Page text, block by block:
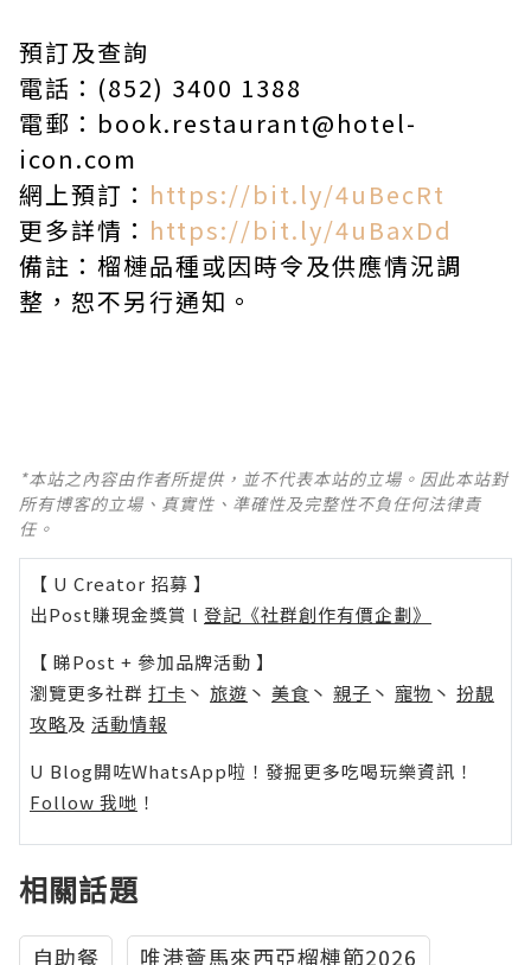
預訂及查詢
電話：(852) 3400 1388
電郵：book.restaurant@hotel-
icon.com
網上預訂： https://bit.ly/4uBecRt
更多詳情： https://bit.ly/4uBaxDd
備註：榴槤品種或因時令及供應情況調
整，恕不另行通知。
*本站之內容由作者所提供，並不代表本站的立場。因此本站對
所有博客的立場、真實性、準確性及完整性不負任何法律責
任。
【 U Creator 招募 】
出Post賺現金獎賞 l 登記《社群創作有價企劃》
【 睇Post + 參加品牌活動 】
瀏覽更多社群 打卡 丶 旅遊 丶 美食 丶 親子 丶 寵物 丶 扮靚
攻略及 活動情報
U Blog開咗WhatsApp啦！發掘更多吃喝玩樂資訊！
Follow 我哋 ！
相關話題
自助餐 唯港薈馬來西亞榴槤節2026